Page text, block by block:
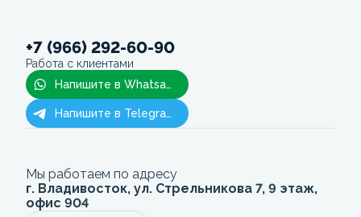
+7 (966) 292-60-90
Работа с клиентами
Напишите в Whatsapp
Напишите в Telegram
Мы работаем по адресу
г. Владивосток, ул. Стрельникова 7, 9 этаж,
офис 904